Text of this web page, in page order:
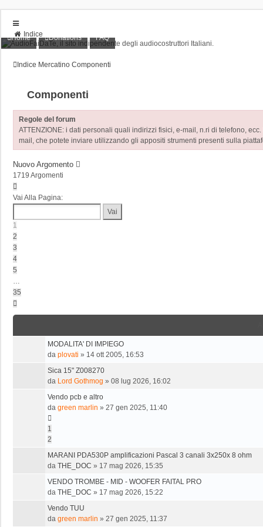
Indice
Home
FAQ
Login
Iscriviti
Home Donations FAQ
Indice Mercatino Componenti
Componenti
Regole del forum
ATTENZIONE: i dati personali quali indirizzi fisici, e-mail, n.ri di telefono, ecc.
mail, che potete inviare utilizzando gli appositi strumenti presenti sulla
Nuovo Argomento
1719 Argomenti
1
35
Vai Alla Pagina:
1
2
3
4
5
…
35
MODALITA' DI IMPIEGO
da plovati » 14 ott 2005, 16:53
Sica 15" Z008270
da Lord Gothmog » 08 lug 2026, 16:02
Vendo pcb e altro
da green marlin » 27 gen 2025, 11:40
1
2
MARANI PDA530P amplificazioni Pascal 3 canali 3x250x 8 ohm
da THE_DOC » 17 mag 2026, 15:35
VENDO TROMBE - MID - WOOFER FAITAL PRO
da THE_DOC » 17 mag 2026, 15:22
Vendo TUU
da green marlin » 27 gen 2025, 11:37